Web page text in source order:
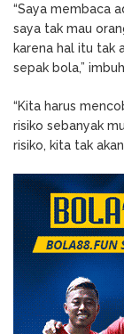
“Saya membaca
saya tak mau
karena hal itu tak
sepak bola,”
“Kita harus
risiko sebanyak
risiko, kita tak